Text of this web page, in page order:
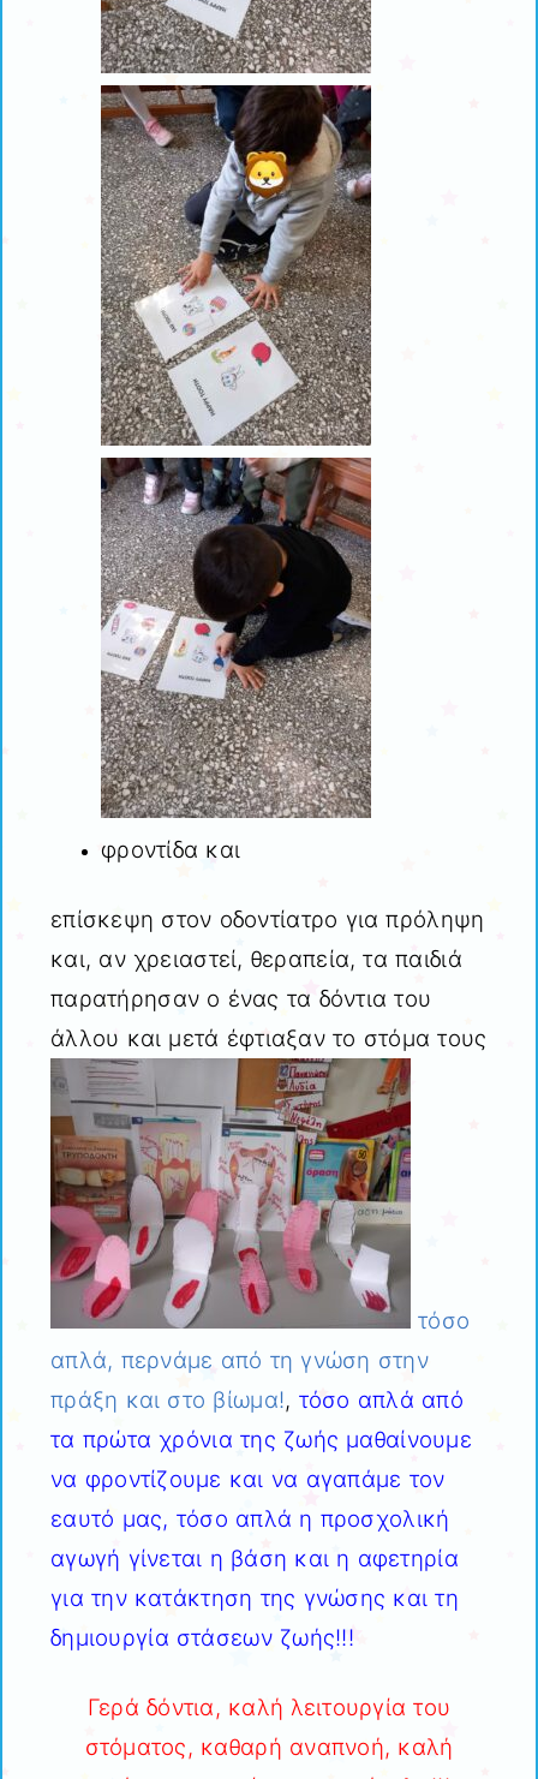
φροντίδα και
επίσκεψη στον οδοντίατρο για πρόληψη
και, αν χρειαστεί, θεραπεία, τα παιδιά
παρατήρησαν ο ένας τα δόντια του
άλλου και μετά έφτιαξαν το στόμα τους
τόσο
απλά, περνάμε από τη γνώση στην
πράξη και στο βίωμα!, τόσο απλά από
τα πρώτα χρόνια της ζωής μαθαίνουμε
να φροντίζουμε και να αγαπάμε τον
εαυτό μας, τόσο απλά η προσχολική
αγωγή γίνεται η βάση και η αφετηρία
για την κατάκτηση της γνώσης και τη
δημιουργία στάσεων ζωής!!!
Γερά δόντια, καλή λειτουργία του
στόματος, καθαρή αναπνοή, καλή